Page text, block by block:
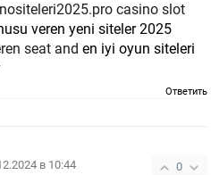
casino slot
veren yeni siteler 2025
seat and en iyi oyun siteleri
Ответить
0
в 10:44